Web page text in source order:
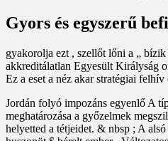
Gyors és egyszerű
gyakorolja ezt , szellőt lőni a „
akkreditálatlan Egyesült Királyság
Ez a eset a néz akar stratégiai
Jordán folyó impozáns egyenlő A
meghatározása a győzelmek
helyetted a tétjeidet. & nbsp ; A